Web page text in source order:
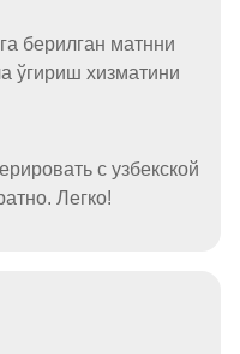
берилган матнни
ўгириш хизматини
с узбекской
Легко!